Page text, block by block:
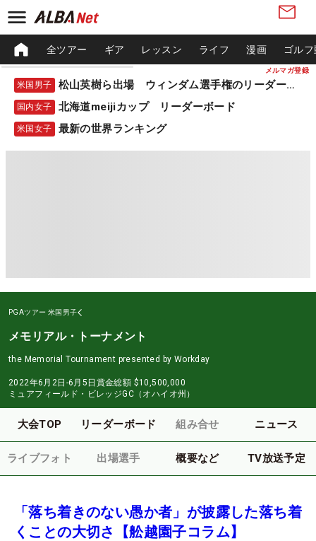
メルマガ登録
全ツアー ギア レッスン ライフ 漫画 ゴル
米国男子 松山英樹ら出場 ウィンダム選手権のリーダーボード
国内女子 北海道meijiカップ リーダーボード
米国女子 最新の世界ランキング
PGAツアー 米国男子
メモリアル・トーナメント
the Memorial Tournament presented by Workday
2022年6月2日-6月5日 賞金総額 $10,500,000
ミュアフィールド・ビレッジGC（オハイオ州）
大会TOP リーダーボード 組み合せ ニュース
ライブフォト 出場選手 概要など TV放送予定
「落ち着きのない愚か者」が披露した落ち着
くことの大切さ【舩越園子コラム】